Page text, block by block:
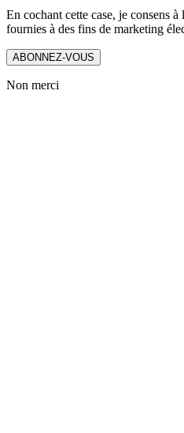
En cochant cette case, je consens
fournies à des fins de marketing
ABONNEZ-VOUS
Non merci